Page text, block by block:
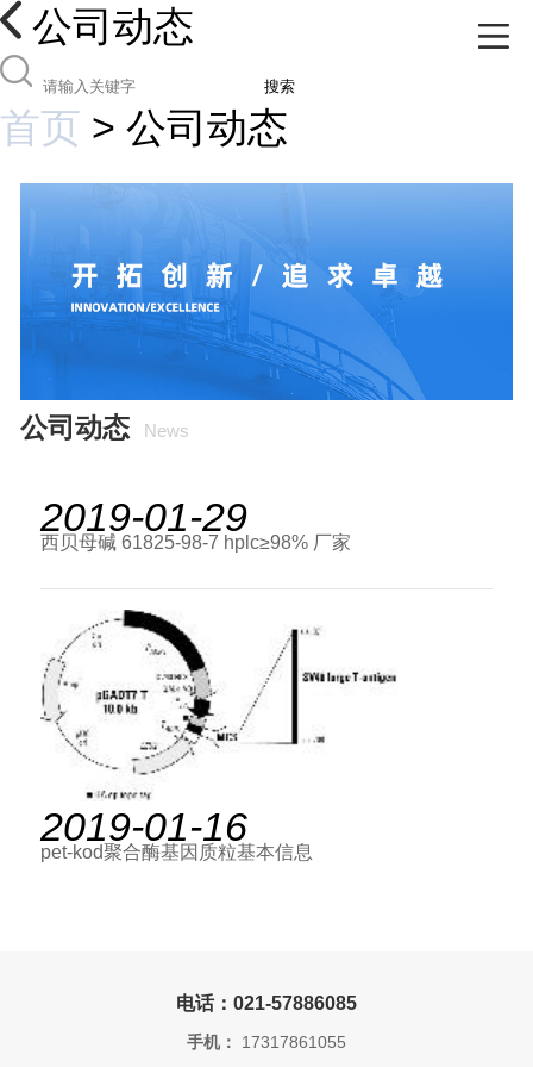
公司动态
搜索
首页 > 公司动态
公司动态 News
2019-01-29
西贝母碱 61825-98-7 hplc≥98% 厂家
2019-01-16
pet-kod聚合酶基因质粒基本信息
电话：021-57886085
手机： 17317861055